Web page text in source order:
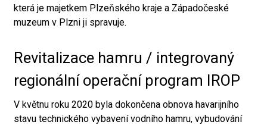
která je majetkem Plzeňského kraje a Západočeské
muzeum v Plzni ji spravuje.
Revitalizace hamru / integrovaný
regionální operační program IROP
V květnu roku 2020 byla dokončena obnova havarijního
stavu technického vybavení vodního hamru, vybudování